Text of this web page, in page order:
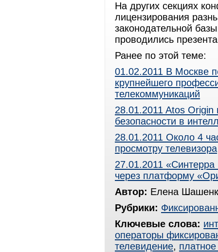
На других секциях
лицензирования
законодательной
проводились
Ранее по этой теме:
01.02.2011 В Москве
крупнейшего
телекоммуникаций
28.01.2011 Atos
безопасности в
28.01.2011 Около 4
просмотру телевизора
27.01.2011
через платформу
Автор: Елена
Рубрики:
Ключевые слова:
операторы
телевидение,